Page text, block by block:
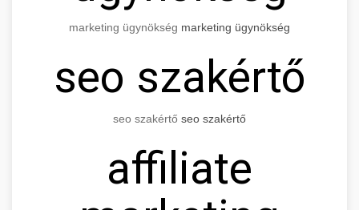
marketing ügynökség marketing ügynökség
seo szakértő
seo szakértő seo szakértő
affiliate